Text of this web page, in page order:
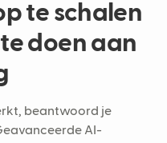
te schalen
doen aan
beantwoord je
AI-